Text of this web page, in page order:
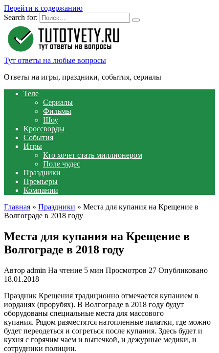
Перейти к содержанию
Search for:
Тут ответы на любые вопросы
Ответы на игры, праздники, события, сериалы
Теле
Сериалы
Фильмы
Шоу
Кроссворды
События
Игры
Кто хочет стать миллионером
Поле чудес
Праздники
Премьеры
Компании
Главная » Праздники » Места для купания на Крещение в
Волгограде в 2018 году
Места для купания на Крещение в
Волгограде в 2018 году
Автор admin На чтение 5 мин Просмотров 27 Опубликовано
18.01.2018
Праздник Крещения традиционно отмечается купанием в
иорданях (прорубях). В Волгограде в 2018 году будут
оборудованы специальные места для массового
купания. Рядом разместятся натопленные палатки, где можно
будет переодеться и согреться после купания. Здесь будет и
кухня с горячим чаем и выпечкой, и дежурные медики, и
сотрудники полиции.